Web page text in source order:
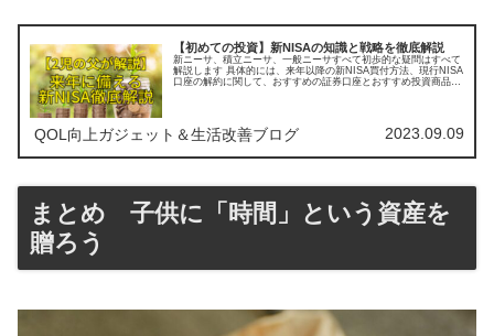
【初めての投資】新NISAの知識と戦略を徹底解説
新ニーサ、積立ニーサ、一般ニーサすべて初歩的な疑問はすべて
解説します 具体的には、来年以降の新NISA買付方法、現行NISA
口座の解約に関して、おすすめの証券口座とおすすめ投資商品を
QOL向上ガジェット＆生活改善ブログ 2023.09.09
まとめ 子供に「時間」という資産を
贈ろう